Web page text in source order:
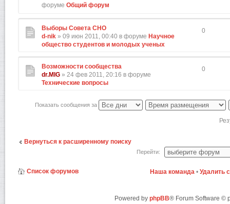
форуме Общий форум
Выборы Совета СНО
d-nik » 09 июн 2011, 00:40 в форуме Научное
общество студентов и молодых ученых
0
Возможности сообщества
dr.MIG » 24 фев 2011, 20:16 в форуме
Технические вопросы
0
Показать сообщения за
Вернуться к расширенному поиску
Перейти:
Список форумов Наша команда • Удалить
Powered by phpBB® Forum Software ©